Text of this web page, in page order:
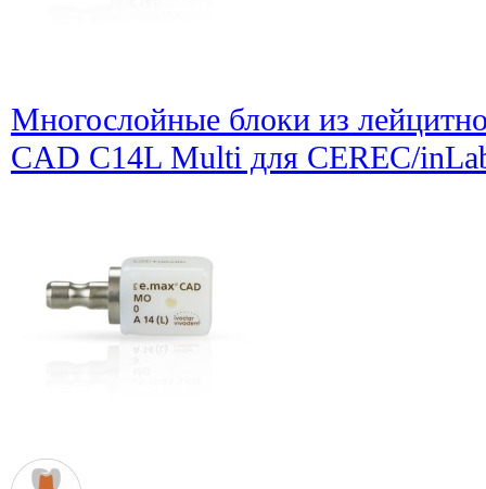
Многослойные блоки из
CAD C14L Multi для CEREC/